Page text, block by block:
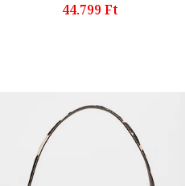
44.799 Ft